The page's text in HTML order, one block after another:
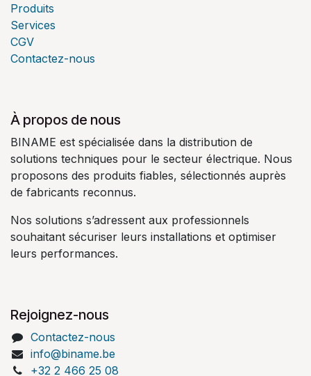
Produits
Services
CGV
Contactez-nous
À propos de nous
BINAME est spécialisée dans la distribution de
solutions techniques pour le secteur électrique. Nous
proposons des produits fiables, sélectionnés auprès
de fabricants reconnus.
Nos solutions s’adressent aux professionnels
souhaitant sécuriser leurs installations et optimiser
leurs performances.
Rejoignez-nous
Contactez-nous
info@biname.be
+32 2 466 25 08